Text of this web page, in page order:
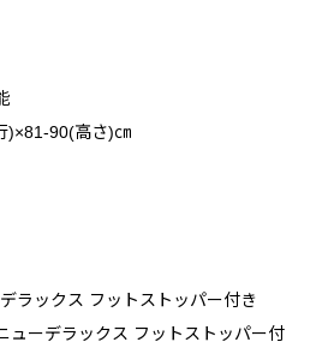
90(高さ)㎝
ラックス フットストッパー付き
ューデラックス フットストッパー付